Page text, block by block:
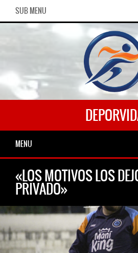
SUB MENU
MENU
«LOS MOTIVOS LOS
PRIVADO»